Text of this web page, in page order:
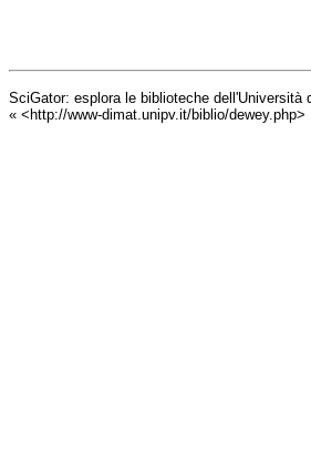
SciGator: esplora le biblioteche
« <http://www-dimat.unipv.it/biblio/dewey.php>